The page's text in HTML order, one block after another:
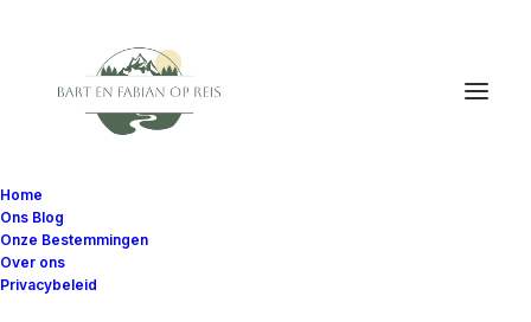
Home
Ons Blog
Onze Bestemmingen
Over ons
Privacybeleid